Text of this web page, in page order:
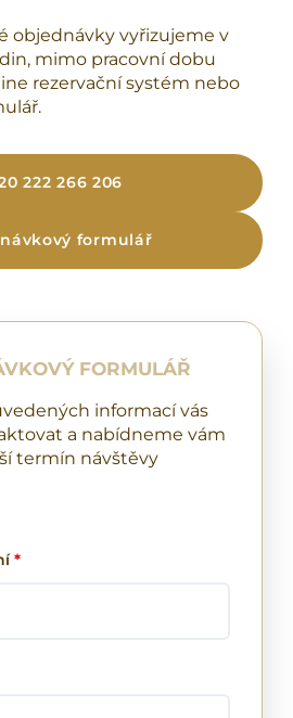
objednávky vyřizujeme v
mimo pracovní dobu
rezervační systém nebo
222 266 206
formulář
FORMULÁŘ
informací vás
a nabídneme vám
termín návštěvy
*